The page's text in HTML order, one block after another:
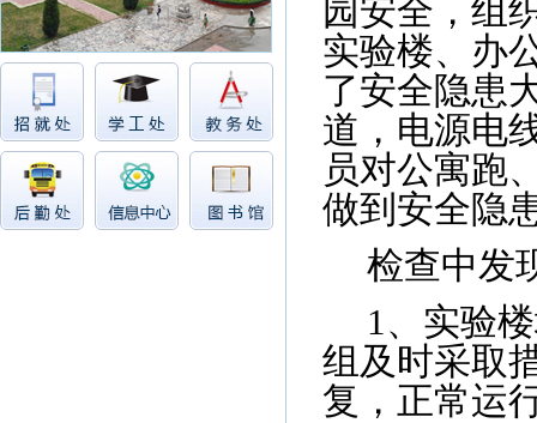
园安全，组
实验楼、办
了安全隐患
道，电源电
员对公寓跑
做到安全隐
检查中发
1、实验
组及时采取
复，正常运